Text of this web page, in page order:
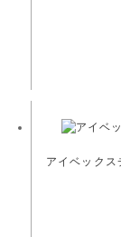
アイベック